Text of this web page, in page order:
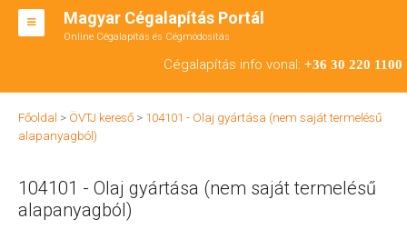
Magyar Cégalapítás Portál
Online Cégalapítás és Cégmódosítás
Cégalapítás info vonal: +36 30 220 1100
BT ALAPÍTÁS
RT ALAPÍTÁS
ÁTALAKULÁS
Főoldal > ÖVTJ kereső > 104101 - Olaj gyártása (nem saját termelésű
alapanyagból)
104101 - Olaj gyártása (nem saját termelésű
alapanyagból)